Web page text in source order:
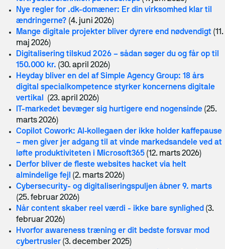
Nye regler for .dk-domæner: Er din virksomhed klar til
ændringerne? (4. juni 2026)
Mange digitale projekter bliver dyrere end nødvendigt (11.
maj 2026)
Digitalisering tilskud 2026 – sådan søger du og får op til
150.000 kr. (30. april 2026)
Heyday bliver en del af Simple Agency Group: 18 års
digital specialkompetence styrker koncernens digitale
vertikal
(23. april 2026)
IT-markedet bevæger sig hurtigere end nogensinde (25.
marts 2026)
Copilot Cowork: AI‑kollegaen der ikke holder kaffepause
– men giver jer adgang til at vinde markedsandele ved at
løfte produktiviteten i Microsoft365 (12. marts 2026)
Derfor bliver de fleste websites hacket via helt
almindelige fejl
(2. marts 2026)
Cybersecurity- og digitaliseringspuljen åbner 9. marts
(25. februar 2026)
Når content skaber reel værdi - ikke bare synlighed (3.
februar 2026)
Hvorfor awareness træning er dit bedste forsvar mod
cybertrusler (3. december 2025)